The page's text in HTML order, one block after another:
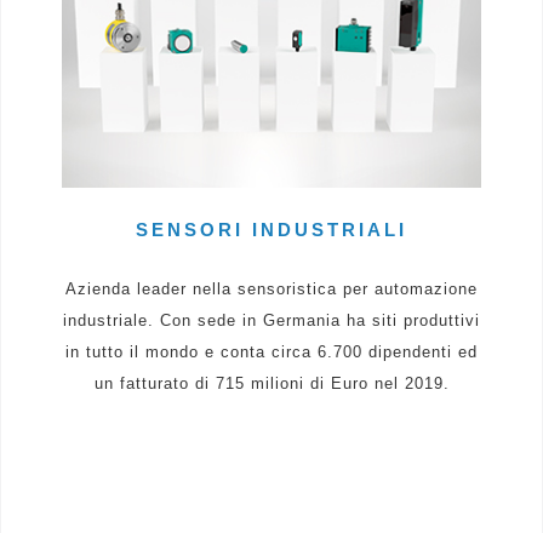
SENSORI INDUSTRIALI
Azienda leader nella sensoristica per automazione
industriale. Con sede in Germania ha siti produttivi
in tutto il mondo e conta circa 6.700 dipendenti ed
un fatturato di 715 milioni di Euro nel 2019.